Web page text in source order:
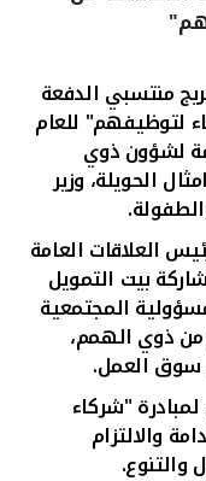
منتسبي الدفعة
لتوظيفهم" للعام
لشؤون ذوي
الحويلة، وزير
العلاقات العامة
بيت التمويل
المجتمعية
من ذوي الهمم،
سوق العمل.
"شركاء
والالتزام
والتنوع.